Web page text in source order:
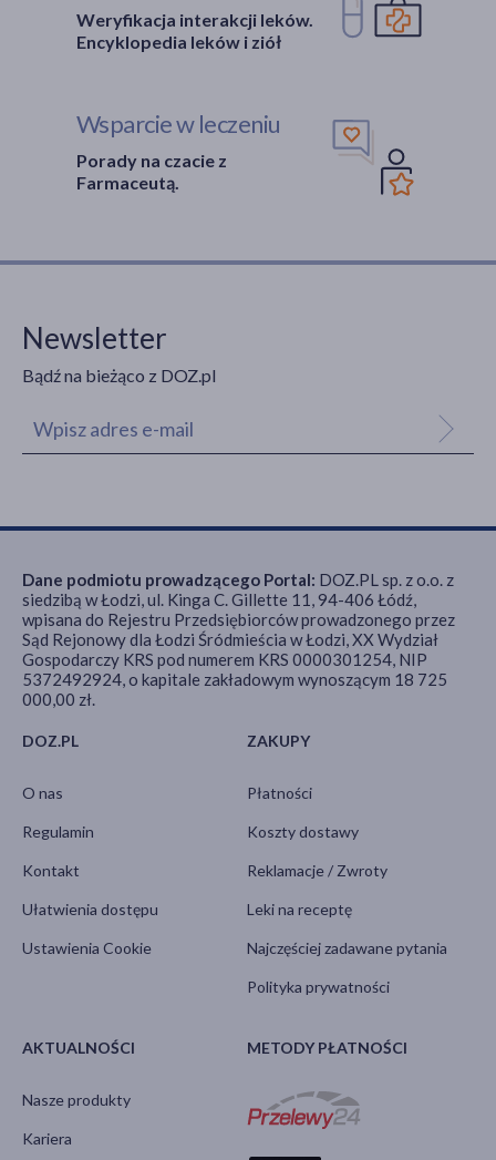
Weryfikacja interakcji leków.
Encyklopedia leków i ziół
Wsparcie w leczeniu
Porady na czacie z
Farmaceutą.
Newsletter
Bądź na bieżąco z DOZ.pl
DOZ.PL
O nas
Regulamin
Kontakt
Ułatwienia dostępu
Ustawienia Cookie
ZAKUPY
Płatności
Koszty dostawy
Reklamacje / Zwroty
Leki na receptę
Najczęściej zadawane pytania
Polityka prywatności
AKTUALNOŚCI
Nasze produkty
Kariera
METODY PŁATNOŚCI
Dane podmiotu prowadzącego Portal: DOZ.PL sp. z o.o. z
siedzibą w Łodzi, ul. Kinga C. Gillette 11, 94-406 Łódź,
wpisana do Rejestru Przedsiębiorców prowadzonego przez
Sąd Rejonowy dla Łodzi Śródmieścia w Łodzi, XX Wydział
Gospodarczy KRS pod numerem KRS 0000301254, NIP
5372492924, o kapitale zakładowym wynoszącym 18 725
000,00 zł.